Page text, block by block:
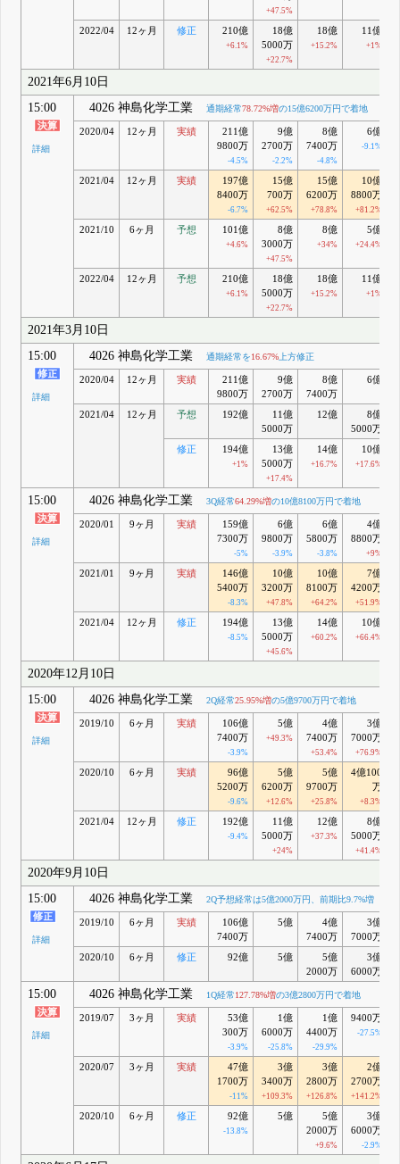
+47.5%
2022/04 12ヶ月 修正 210億
+6.1%
18億
5000万
+22.7%
18億
+15.2%
11億
+1%
2021年6月10日
15:00
詳細
4026 神島化学工業 通期経常78.72%増の15億6200万円で着地
2020/04 12ヶ月 実績
211億
9800万
-4.5%
9億
2700万
-2.2%
8億
7400万
-4.8%
6億
-9.1%
2021/04 12ヶ月 実績
197億
8400万
-6.7%
15億
700万
+62.5%
15億
6200万
+78.8%
10億
8800万
+81.2%
2021/10 6ヶ月 予想 101億
+4.6%
8億
3000万
+47.5%
8億
+34%
5億
+24.4%
2022/04 12ヶ月 予想 210億
+6.1%
18億
5000万
+22.7%
18億
+15.2%
11億
+1%
2021年3月10日
15:00
詳細
4026 神島化学工業 通期経常を16.67% 上方修正
2020/04 12ヶ月 実績
211億
9800万
9億
2700万
8億
7400万
6億
2021/04 12ヶ月 予想 192億
11億
5000万
12億
8億
5000万
修正
194億
+1%
13億
5000万
+17.4%
14億
+16.7%
10億
+17.6%
15:00
詳細
4026 神島化学工業 3Q経常64.29%増の10億8100万円で着地
2020/01 9ヶ月 実績
159億
7300万
-5%
6億
9800万
-3.9%
6億
5800万
-3.8%
4億
8800万
+9%
2021/01 9ヶ月 実績
146億
5400万
-8.3%
10億
3200万
+47.8%
10億
8100万
+64.2%
7億
4200万
+51.9%
2021/04 12ヶ月 修正 194億
-8.5%
13億
5000万
+45.6%
14億
+60.2%
10億
+66.4%
2020年12月10日
15:00
詳細
4026 神島化学工業 2Q経常25.95%増の5億9700万円で着地
2019/10 6ヶ月 実績
106億
7400万
-3.9%
5億
+49.3%
4億
7400万
+53.4%
3億
7000万
+76.9%
2020/10 6ヶ月 実績
96億
5200万
-9.6%
5億
6200万
+12.6%
5億
9700万
+25.8%
4億100
万
+8.3%
2021/04 12ヶ月 修正 192億
-9.4%
11億
5000万
+24%
12億
+37.3%
8億
5000万
+41.4%
2020年9月10日
15:00
詳細
4026 神島化学工業 2Q予想経常は5億2000万円、前期比9.7%増
2019/10 6ヶ月 実績
106億
7400万
5億
4億
7400万
3億
7000万
2020/10
6ヶ月 修正 92億 5億
5億
2000万
3億
6000万
15:00
詳細
4026 神島化学工業 1Q経常127.78%増の3億2800万円で着地
2019/07 3ヶ月 実績
53億
300万
-3.9%
1億
6000万
-25.8%
1億
4400万
-29.9%
9400万
-27.5%
2020/07 3ヶ月 実績
47億
1700万
-11%
3億
3400万
+109.3%
3億
2800万
+126.8%
2億
2700万
+141.2%
2020/10 6ヶ月 修正 92億
-13.8%
5億
5億
2000万
+9.6%
3億
6000万
-2.9%